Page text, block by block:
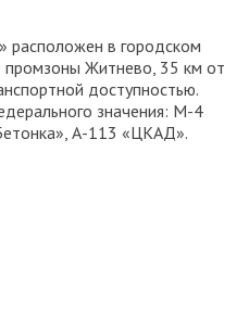
расположен в городском
Житнево, 35 км от
доступностью.
значения: М-4
А-113 «ЦКАД».